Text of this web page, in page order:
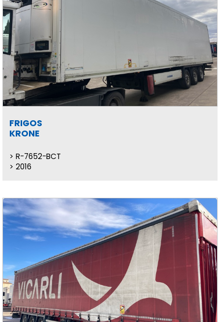
FRIGOS
KRONE
R-7652-BCT
2016